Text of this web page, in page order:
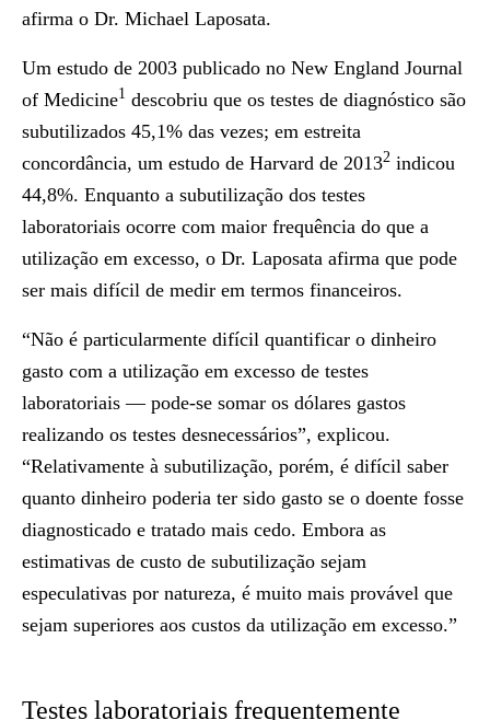
afirma o Dr. Michael Laposata.
Um estudo de 2003 publicado no New England Journal
of Medicine1 descobriu que os testes de diagnóstico são
subutilizados 45,1% das vezes; em estreita
concordância, um estudo de Harvard de 20132 indicou
44,8%. Enquanto a subutilização dos testes
laboratoriais ocorre com maior frequência do que a
utilização em excesso, o Dr. Laposata afirma que pode
ser mais difícil de medir em termos financeiros.
“Não é particularmente difícil quantificar o dinheiro
gasto com a utilização em excesso de testes
laboratoriais — pode-se somar os dólares gastos
realizando os testes desnecessários”, explicou.
“Relativamente à subutilização, porém, é difícil saber
quanto dinheiro poderia ter sido gasto se o doente fosse
diagnosticado e tratado mais cedo. Embora as
estimativas de custo de subutilização sejam
especulativas por natureza, é muito mais provável que
sejam superiores aos custos da utilização em excesso.”
Testes laboratoriais frequentemente